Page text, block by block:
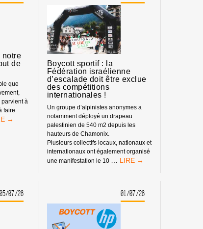
notre
de
que
parvient à
faire
Boycott sportif : la
Fédération israélienne
d’escalade doit être exclue
des compétitions
internationales !
Un groupe d’alpinistes anonymes a
notamment déployé un drapeau
palestinien de 540 m2 depuis les
hauteurs de Chamonix.
Plusieurs collectifs locaux, nationaux et
internationaux ont également organisé
une manifestation le 10
BOYCOTT
FÉDÉRATION
ISRAÉLIENNE
05/07/26 01/07/26